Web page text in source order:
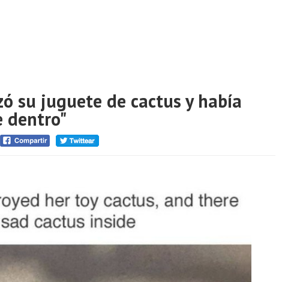
su juguete de cactus y había
dentro"